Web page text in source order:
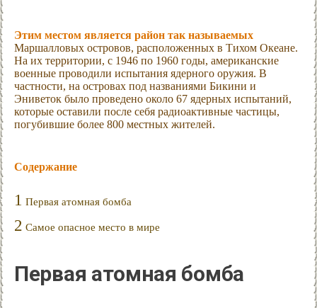
Этим местом является район так называемых
Маршалловых островов, расположенных в Тихом Океане.
На их территории, с 1946 по 1960 годы, американские
военные проводили испытания ядерного оружия. В
частности, на островах под названиями Бикини и
Эниветок было проведено около 67 ядерных испытаний,
которые оставили после себя радиоактивные частицы,
погубившие более 800 местных жителей.
Содержание
1 Первая атомная бомба
2 Самое опасное место в мире
Первая атомная бомба